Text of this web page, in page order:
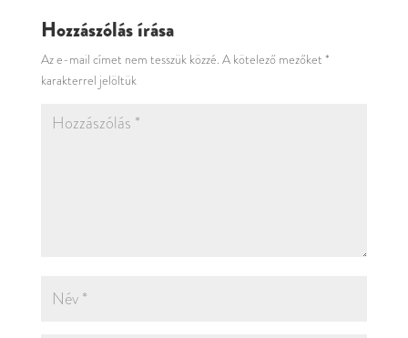
Hozzászólás írása
Az e-mail címet nem tesszük közzé. A kötelező mezőket *
karakterrel jelöltük